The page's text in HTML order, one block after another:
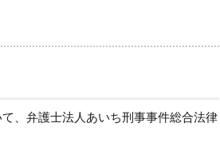
、弁護士法人あいち刑事事件総合法律